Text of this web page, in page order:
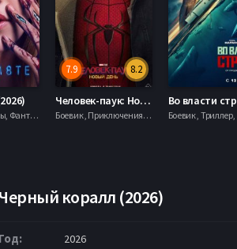
Триллер, Ужасы, Фантастика,
8.2
7.9
Человек-паук: Новый день (2026)
Боевик , Приключения, Фантастика, Фэнтези, Боевик , Триллер,
Черный коралл (2026)
Год: 2026